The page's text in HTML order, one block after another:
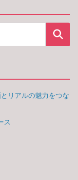
リアルの魅力をつな
ス